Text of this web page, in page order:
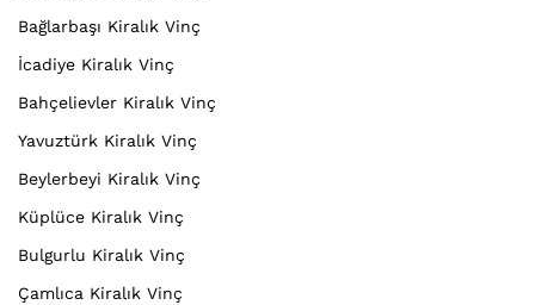
Bağlarbaşı Kiralık Vinç
İcadiye Kiralık Vinç
Bahçelievler Kiralık Vinç
Yavuztürk Kiralık Vinç
Beylerbeyi Kiralık Vinç
Küplüce Kiralık Vinç
Bulgurlu Kiralık Vinç
Çamlıca Kiralık Vinç